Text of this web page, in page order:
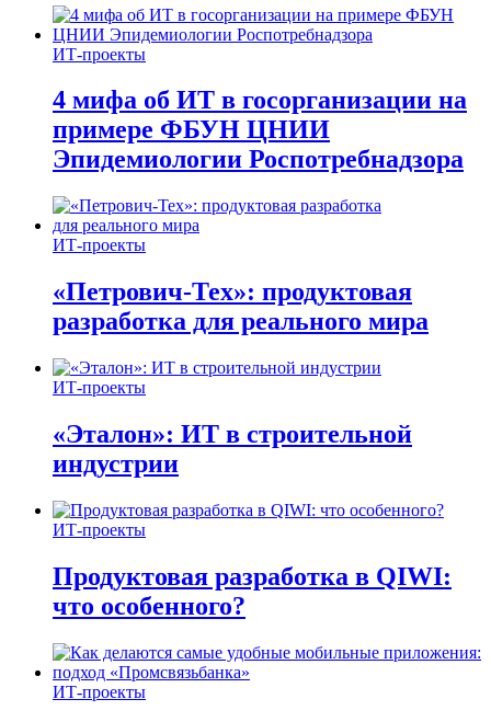
ИТ-проекты
4 мифа об ИТ в госорганизации на
примере ФБУН ЦНИИ
Эпидемиологии Роспотребнадзора
ИТ-проекты
«Петрович-Тех»: продуктовая
разработка для реального мира
ИТ-проекты
«Эталон»: ИТ в строительной
индустрии
ИТ-проекты
Продуктовая разработка в QIWI:
что особенного?
ИТ-проекты